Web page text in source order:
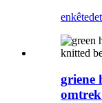
enkête
griene